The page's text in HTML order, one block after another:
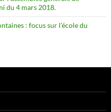
du 4 mars 2018.
: focus sur l’école du